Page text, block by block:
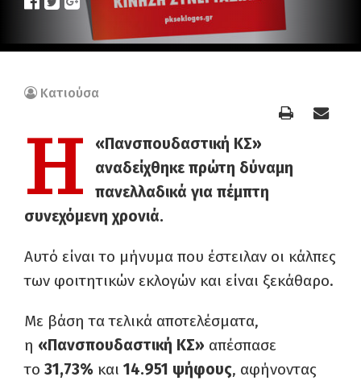
Κατιούσα
Η
«Πανσπουδαστική ΚΣ»
αναδείχθηκε πρώτη δύναμη
πανελλαδικά για πέμπτη
συνεχόμενη χρονιά.
Αυτό είναι το μήνυμα που έστειλαν οι κάλπες
των φοιτητικών εκλογών και είναι ξεκάθαρο.
Με βάση τα τελικά αποτελέσματα,
η «Πανσπουδαστική ΚΣ» απέσπασε
το 31,73% και 14.951 ψήφους, αφήνοντας